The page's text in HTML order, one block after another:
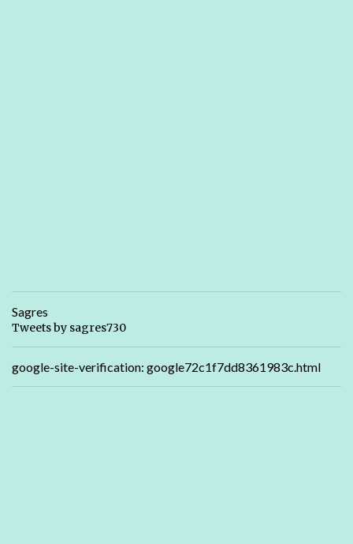
Sagres
Tweets by sagres730
google-site-verification: google72c1f7dd8361983c.html